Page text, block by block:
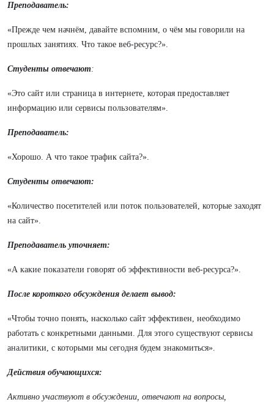
Преподаватель:
«Прежде чем начнём, давайте вспомним, о чём мы говорили на
прошлых занятиях. Что такое веб-ресурс?».
Студенты отвечают:
«Это сайт или страница в интернете, которая предоставляет
информацию или сервисы пользователям».
Преподаватель:
«Хорошо. А что такое трафик сайта?».
Студенты отвечают:
«Количество посетителей или поток пользователей, которые заходят
на сайт».
Преподаватель уточняет:
«А какие показатели говорят об эффективности веб-ресурса?».
После короткого обсуждения делает вывод:
«Чтобы точно понять, насколько сайт эффективен, необходимо
работать с конкретными данными. Для этого существуют сервисы
аналитики, с которыми мы сегодня будем знакомиться».
Действия обучающихся:
Активно участвуют в обсуждении, отвечают на вопросы,